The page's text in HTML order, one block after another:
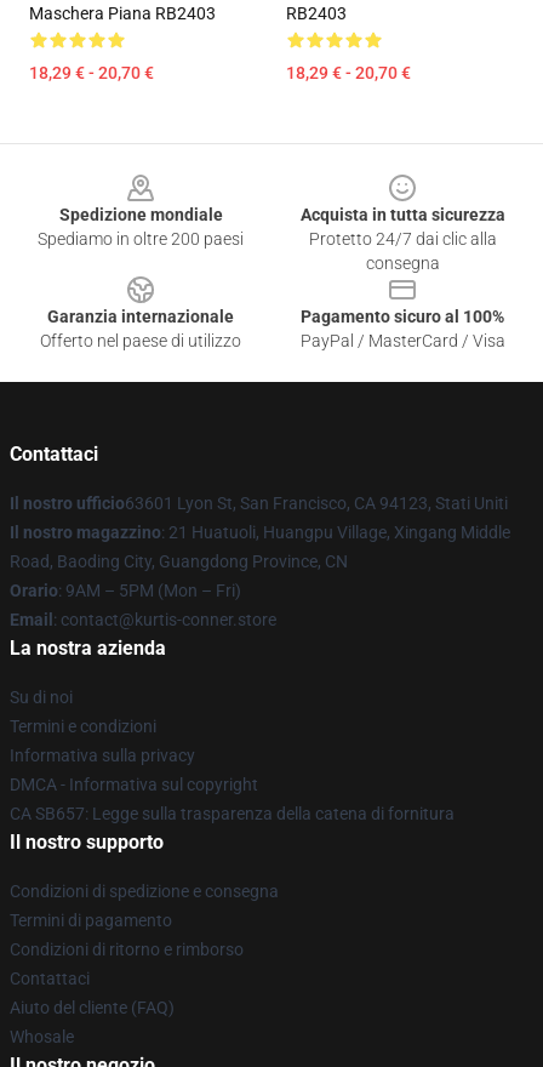
Maschera Piana RB2403
18,29 € - 20,70 €
RB2403
18,29 € - 20,70 €
Spedizione mondiale
Spediamo in oltre 200 paesi
Acquista in tutta sicurezza
Protetto 24/7 dai clic alla
consegna
Garanzia internazionale
Offerto nel paese di utilizzo
Pagamento sicuro al 100%
PayPal / MasterCard / Visa
Contattaci
Il nostro ufficio63601 Lyon St, San Francisco, CA 94123, Stati Uniti
Il nostro magazzino: 21 Huatuoli, Huangpu Village, Xingang Middle
Road, Baoding City, Guangdong Province, CN
Orario: 9AM – 5PM (Mon – Fri)
Email : contact@kurtis-conner.store
La nostra azienda
Su di noi
Termini e condizioni
Informativa sulla privacy
DMCA - Informativa sul copyright
CA SB657: Legge sulla trasparenza della catena di fornitura
Il nostro supporto
Condizioni di spedizione e consegna
Termini di pagamento
Condizioni di ritorno e rimborso
Contattaci
Aiuto del cliente (FAQ)
Whosale